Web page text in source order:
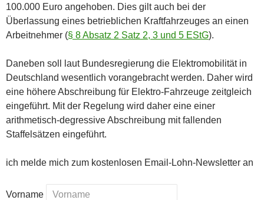
100.000 Euro angehoben. Dies gilt auch bei der
Überlassung eines betrieblichen Kraftfahrzeuges an einen
Arbeitnehmer (§ 8 Absatz 2 Satz 2, 3 und 5 EStG).
Daneben soll laut Bundesregierung die Elektromobilität in
Deutschland wesentlich vorangebracht werden. Daher wird
eine höhere Abschreibung für Elektro-Fahrzeuge zeitgleich
eingeführt. Mit der Regelung wird daher eine einer
arithmetisch-degressive Abschreibung mit fallenden
Staffelsätzen eingeführt.
ich melde mich zum kostenlosen Email-Lohn-Newsletter an
Vorname